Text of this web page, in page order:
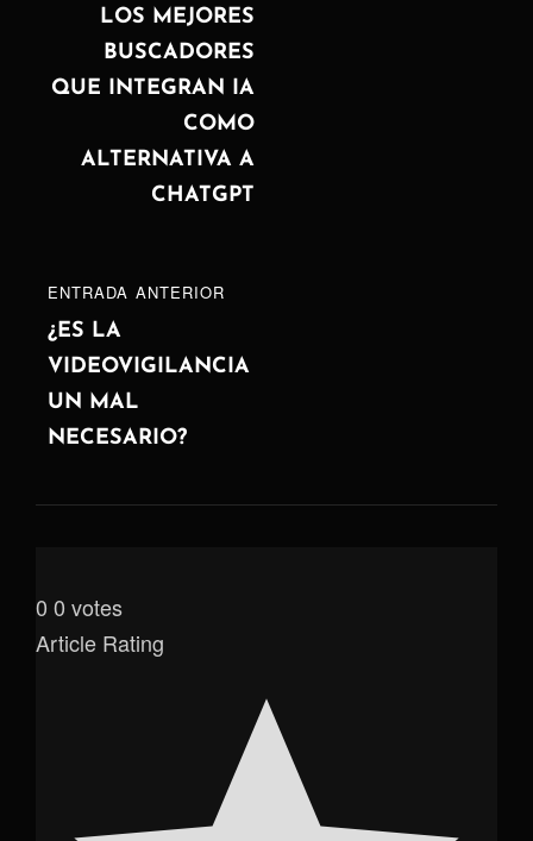
entradas
ENTRADA
ANTERIOR
ENTRADA ANTERIOR
¿ES LA
VIDEOVIGILANCIA
UN MAL
NECESARIO?
SIGUIENTE
LOS MEJORES
BUSCADORES
QUE INTEGRAN IA
COMO
ALTERNATIVA A
CHATGPT
0 0 votes
Article Rating